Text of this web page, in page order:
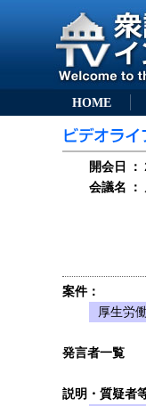
HOME
開会日 ：
会議名
：
案件：
厚生労
発言者一覧
説明・質疑者